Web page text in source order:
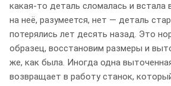
какая-то деталь сломалась и встала
на неё, разумеется, нет — деталь
потерялись лет десять назад. Это
образец, восстановим размеры и
же, как была. Иногда одна
возвращает в работу станок,